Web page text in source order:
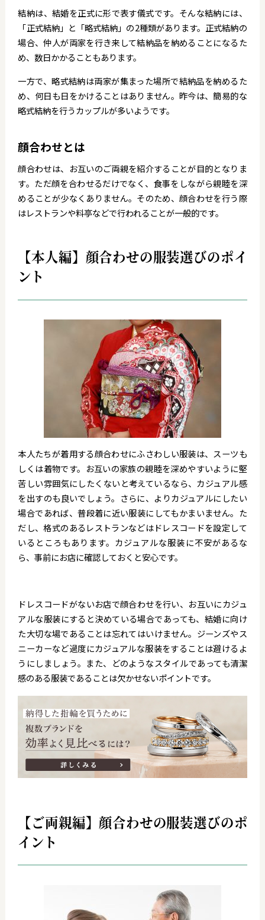
結納は、結婚を正式に形で表す儀式です。そんな結納には、
「正式結納」と「略式結納」の2種類があります。正式結納の
場合、仲人が両家を行き来して結納品を納めることになるた
め、数日かかることもあります。
一方で、略式結納は両家が集まった場所で結納品を納めるた
め、何日も日をかけることはありません。昨今は、簡易的な
略式結納を行うカップルが多いようです。
顔合わせとは
顔合わせは、お互いのご両親を紹介することが目的となりま
す。ただ顔を合わせるだけでなく、食事をしながら親睦を深
めることが少なくありません。そのため、顔合わせを行う際
はレストランや料亭などで行われることが一般的です。
【本人編】顔合わせの服装選びのポイ
ント
本人たちが着用する顔合わせにふさわしい服装は、スーツも
しくは着物です。お互いの家族の親睦を深めやすいように堅
苦しい雰囲気にしたくないと考えているなら、カジュアル感
を出すのも良いでしょう。さらに、よりカジュアルにしたい
場合であれば、普段着に近い服装にしてもかまいません。た
だし、格式のあるレストランなどはドレスコードを設定して
いるところもあります。カジュアルな服装に不安があるな
ら、事前にお店に確認しておくと安心です。
ドレスコードがないお店で顔合わせを行い、お互いにカジュ
アルな服装にすると決めている場合であっても、結婚に向け
た大切な場であることは忘れてはいけません。ジーンズやス
ニーカーなど過度にカジュアルな服装をすることは避けるよ
うにしましょう。また、どのようなスタイルであっても清潔
感のある服装であることは欠かせないポイントです。
【ご両親編】顔合わせの服装選びのポ
イント